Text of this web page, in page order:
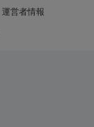
運営者情報